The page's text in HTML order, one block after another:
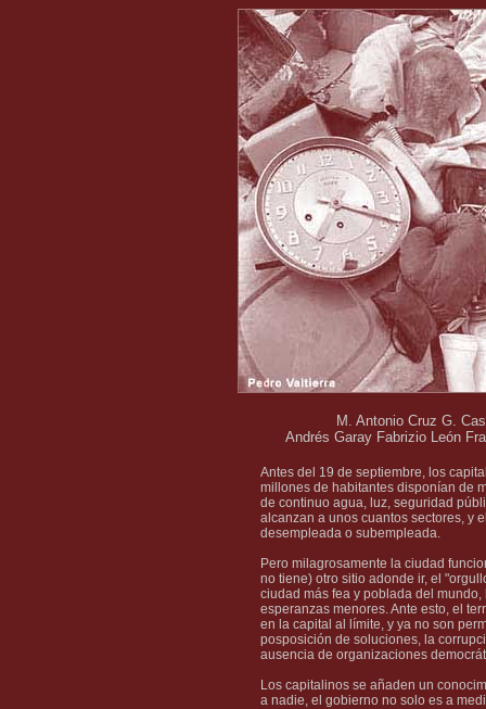
M. Antonio Cruz G.
Andrés Garay Fabrizio León
Antes del 19 de septiembre, los
millones de habitantes disponían de
de continuo agua, luz, seguridad
alcanzan a unos cuantos sectores, y
desempleada o subempleada.
Pero milagrosamente la ciudad
no tiene) otro sitio adonde ir, el
ciudad más fea y poblada del
esperanzas menores. Ante esto, el
en la capital al límite, y ya no son
posposición de soluciones, la
ausencia de organizaciones
Los capitalinos se añaden un
a nadie, el gobierno no solo es a